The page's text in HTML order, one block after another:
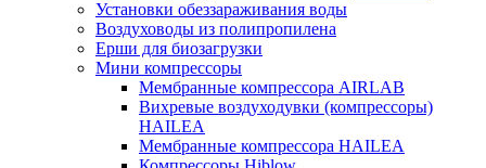
Установки обеззараживания воды
Воздуховоды из полипропилена
Ерши для биозагрузки
Мини компрессоры
Мембранные компрессора AIRLAB
Вихревые воздуходувки (компрессоры)
HAILEA
Мембранные компрессора HAILEA